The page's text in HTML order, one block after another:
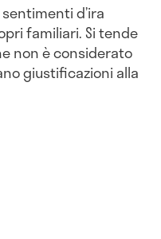
d’ira
familiari. Si tende
non è considerato
giustificazioni alla